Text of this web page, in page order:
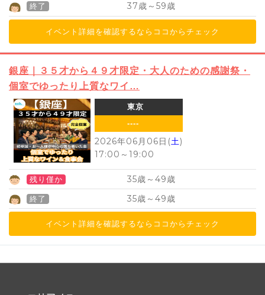
終了 37歳～ 59歳
イベント詳細を確認するならココからチェック
銀座｜３５才から４９才限定・大人のための感謝祭・
個室でゆったり上質なワイ…
東京
----
2026年06月06日(土)
17:00 ～ 19:00
残り僅か 35歳～ 49歳
終了 35歳～ 49歳
イベント詳細を確認するならココからチェック